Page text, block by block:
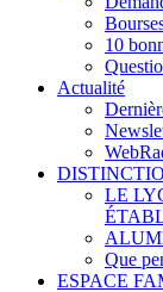
10
Actualité
LE
Que
ESPACE